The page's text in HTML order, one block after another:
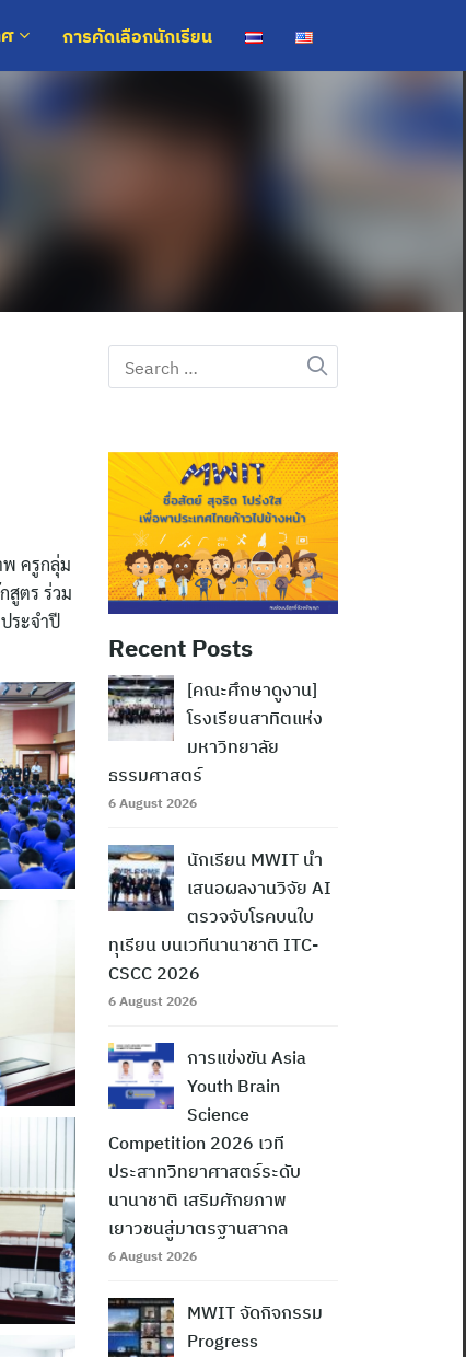
ศ การคัดเลือกนักเรียน
พ ครูกลุ่ม
สูตร ร่วม
ระจำปี
Search
for:
Recent Posts
[คณะศึกษาดูงาน]
โรงเรียนสาทิตแห่ง
มหาวิทยาลัย
ธรรมศาสตร์
6 August 2026
นักเรียน MWIT นำ
เสนอผลงานวิจัย AI
ตรวจจับโรคบนใบ
ทุเรียน บนเวทีนานาชาติ ITC-
CSCC 2026
6 August 2026
การแข่งขัน Asia
Youth Brain
Science
Competition 2026 เวที
ประสาทวิทยาศาสตร์ระดับ
นานาชาติ เสริมศักยภาพ
เยาวชนสู่มาตรฐานสากล
6 August 2026
MWIT จัดกิจกรรม
Progress